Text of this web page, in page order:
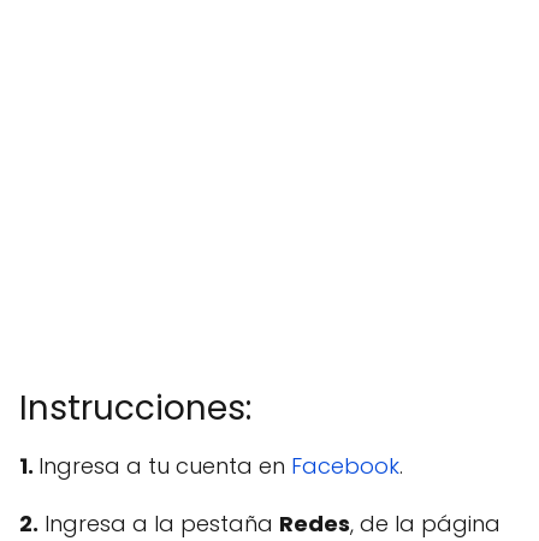
Instrucciones:
1. Ingresa a tu cuenta en Facebook.
2. Ingresa a la pestaña Redes, de la página